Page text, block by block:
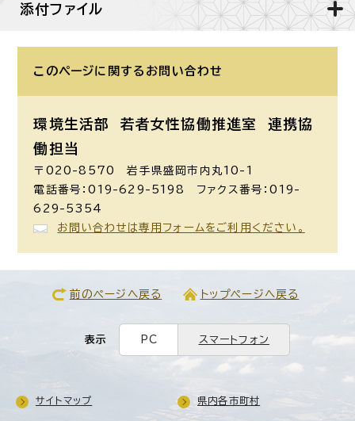
添付ファイル
このページに関する お問い合わせ
環境生活部 若者女性協働推進室
連携協
働担当
〒020-8570 岩手県盛岡市内丸10-1
電話番号：019-629-5198 ファクス番号：019-
629-5354
お問い合わせは専用フォームをご利用ください。
前のページへ戻る トップページへ戻る
表示 PC スマートフォン
サイトマップ 県内各市町村